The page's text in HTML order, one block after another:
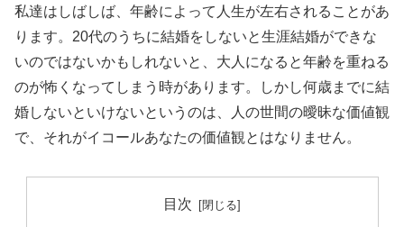
私達はしばしば、年齢によって人生が左右されることがあ
ります。20代のうちに結婚をしないと生涯結婚ができな
いのではないかもしれないと、大人になると年齢を重ねる
のが怖くなってしまう時があります。しかし何歳までに結
婚しないといけないというのは、人の世間の曖昧な価値観
で、それがイコールあなたの価値観とはなりません。
目次